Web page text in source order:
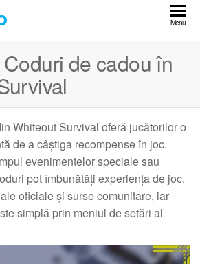
Menu
Coduri de cadou în
Whiteout Survival oferă jucătorilor o
de a câștiga recompense în joc.
evenimentelor speciale sau
pot îmbunătăți experiența de joc.
oficiale și surse comunitare, iar
simplă prin meniul de setări al